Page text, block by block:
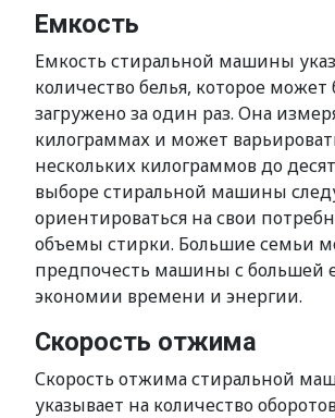
Емкость
Емкость стиральной машины
количество белья, которое может
загружено за один раз. Она
килограммах и может
нескольких килограммов до
выборе стиральной машины
ориентироваться на свои
объемы стирки. Большие семьи
предпочесть машины с большей
экономии времени и энергии.
Скорость отжима
Скорость отжима стиральной
указывает на количество